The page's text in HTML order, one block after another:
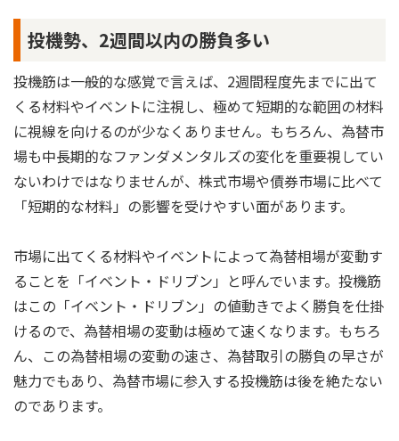
投機勢、2週間以内の勝負多い
投機筋は一般的な感覚で言えば、2週間程度先までに出て
くる材料やイベントに注視し、極めて短期的な範囲の材料
に視線を向けるのが少なくありません。もちろん、為替市
場も中長期的なファンダメンタルズの変化を重要視してい
ないわけではなりませんが、株式市場や債券市場に比べて
「短期的な材料」の影響を受けやすい面があります。
市場に出てくる材料やイベントによって為替相場が変動す
ることを「イベント・ドリブン」と呼んでいます。投機筋
はこの「イベント・ドリブン」の値動きでよく勝負を仕掛
けるので、為替相場の変動は極めて速くなります。もちろ
ん、この為替相場の変動の速さ、為替取引の勝負の早さが
魅力でもあり、為替市場に参入する投機筋は後を絶たない
のであります。